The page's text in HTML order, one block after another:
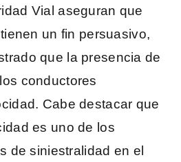
Vial aseguran que
un fin persuasivo,
que la presencia de
conductores
Cabe destacar que
es uno de los
de siniestralidad en el